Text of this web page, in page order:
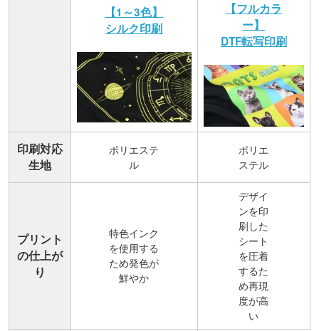
【1～3色】
シルク印刷
【フルカラ
ー】
DTF転写印刷
印刷対応
生地
ポリエステ
ル
ポリエ
ステル
プリント
の仕上が
り
特色インク
を使用する
ため発色が
鮮やか
デザイ
ンを印
刷した
シート
を圧着
するた
め再現
度が高
い